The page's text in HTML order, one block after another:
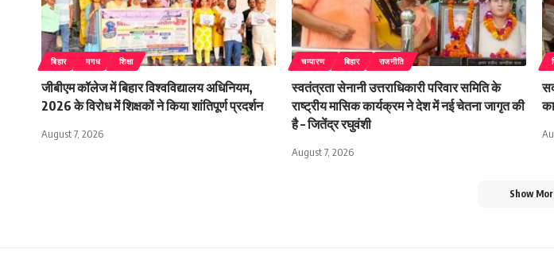
बिहार मगध शिक्षा
जीबीएम कॉलेज में बिहार विश्वविद्यालय अधिनियम,
2026 के विरोध में शिक्षकों ने किया शांतिपूर्ण प्रदर्शन
August 7, 2026
चम्पारण बिहार राजनीति
स्वतंत्रता सेनानी उत्तराधिकारी परिवार समिति के
राष्ट्रीय मासिक कार्यक्रम ने देश में नई चेतना जागृत की
है – जितेंद्र रघुवंशी
August 7, 2026
Show